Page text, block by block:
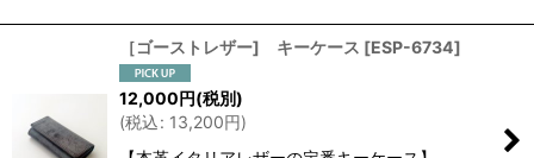
［ゴーストレザー] キーケース [ESP-6734]
12,000円(税別)
(税込: 13,200円)